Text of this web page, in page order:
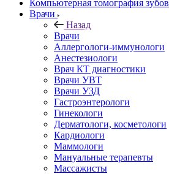
Компьютерная томография зубов
Врачи
Назад
Врачи
Аллергологи-иммунологи
Анестезиологи
Врач КТ диагностики
Врачи УВТ
Врачи УЗД
Гастроэнтерологи
Гинекологи
Дерматологи, косметологи
Кардиологи
Маммологи
Мануальные терапевты
Массажисты